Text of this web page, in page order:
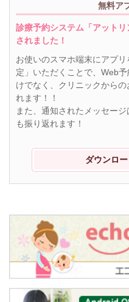
無料ア
診療予約システム「アット
されました！
お使いのスマホ端末にアプ
定」いただくことで、Web
けでなく、クリニックから
れます！！
また、通知されたメッセー
も振り返れます！
ダウンロ